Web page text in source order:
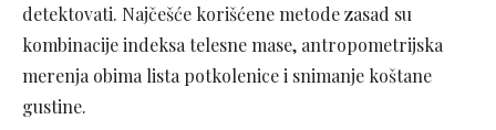
detektovati. Najčešće korišćene metode zasad su
kombinacije indeksa telesne mase, antropometrijska
merenja obima lista potkolenice i snimanje koštane
gustine.